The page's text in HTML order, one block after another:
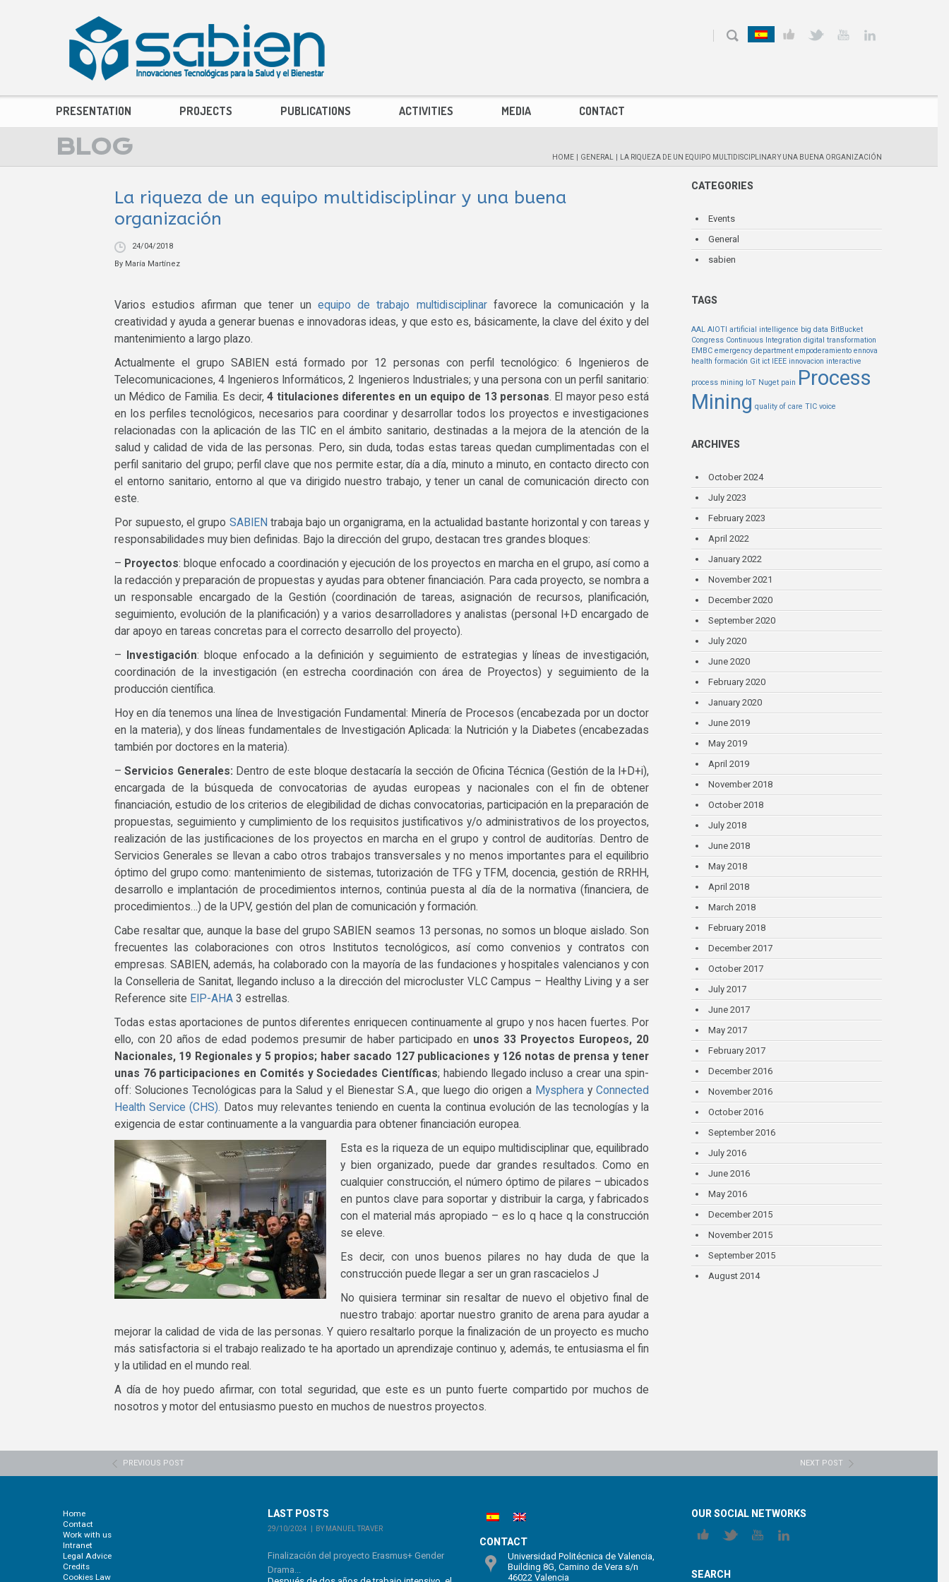
PRESENTATION PROJECTS PUBLICATIONS ACTIVITIES MEDIA CONTACT
BLOG HOME GENERAL LA RIQUEZA DE UN EQUIPO MULTIDISCIPLINAR Y UNA BUENA ORGANIZACIÓN
La riqueza de un equipo multidisciplinar y una buena
organización
24/04/2018
By María Martínez
Varios estudios afirman que tener unequipo de trabajo multidisciplinarfavorece la comunicación y la
creatividad y ayuda a generar buenas e innovadoras ideas, y que esto es, básicamente, la clave del éxito y del
mantenimiento a largo plazo.
Actualmente el grupo SABIEN está formado por 12 personas con perfil tecnológico: 6 Ingenieros de
Telecomunicaciones, 4 Ingenieros Informáticos, 2 Ingenieros Industriales; y una persona con un perfil sanitario:
un Médico de Familia. Es decir, 4 titulaciones diferentes en un equipo de 13 personas. El mayor peso está
en los perfiles tecnológicos, necesarios para coordinar y desarrollar todos los proyectos e investigaciones
relacionadas con la aplicación de las TIC en el ámbito sanitario, destinadas a la mejora de la atención de la
salud y calidad de vida de las personas. Pero, sin duda, todas estas tareas quedan cumplimentadas con el
perfil sanitario del grupo; perfil clave que nos permite estar, día a día, minuto a minuto, en contacto directo con
el entorno sanitario, entorno al que va dirigido nuestro trabajo, y tener un canal de comunicación directo con
este.
Por supuesto, el grupo SABIEN trabaja bajo un organigrama, en la actualidad bastante horizontal y con tareas y
responsabilidades muy bien definidas. Bajo la dirección del grupo, destacan tres grandes bloques:
– Proyectos: bloque enfocado a coordinación y ejecución de los proyectos en marcha en el grupo, así como a
la redacción y preparación de propuestas y ayudas para obtener financiación. Para cada proyecto, se nombra a
un responsable encargado de la Gestión (coordinación de tareas, asignación de recursos, planificación,
seguimiento, evolución de la planificación) y a varios desarrolladores y analistas (personal I+D encargado de
dar apoyo en tareas concretas para el correcto desarrollo del proyecto).
–
Investigación: bloque enfocado a la definición y seguimiento de estrategias y líneas de investigación,
coordinación de la investigación (en estrecha coordinación con área de Proyectos) y seguimiento de la
producción científica.
Hoy en día tenemos una línea de Investigación Fundamental: Minería de Procesos (encabezada por un doctor
en la materia), y dos líneas fundamentales de Investigación Aplicada: la Nutrición y la Diabetes (encabezadas
también por doctores en la materia).
–Servicios Generales: Dentro de este bloque destacaría la sección de Oficina Técnica (Gestión de la I+D+i),
encargada de la búsqueda de convocatorias de ayudas europeas y nacionales con el fin de obtener
financiación, estudio de los criterios de elegibilidad de dichas convocatorias, participación en la preparación de
propuestas, seguimiento y cumplimiento de los requisitos justificativos y/o administrativos de los proyectos,
realización de las justificaciones de los proyectos en marcha en el grupo y control de auditorías. Dentro de
Servicios Generales se llevan a cabo otros trabajos transversales y no menos importantes para el equilibrio
óptimo del grupo como: mantenimiento de sistemas, tutorización de TFG y TFM, docencia, gestión de RRHH,
desarrollo e implantación de procedimientos internos, continúa puesta al día de la normativa (financiera, de
procedimientos…) de la UPV, gestión del plan de comunicación y formación.
Cabe resaltar que, aunque la base del grupo SABIEN seamos 13 personas, no somos un bloque aislado. Son
frecuentes las colaboraciones con otros Institutos tecnológicos, así como convenios y contratos con
empresas. SABIEN, además, ha colaborado con la mayoría de las fundaciones y hospitales valencianos y con
la Conselleria de Sanitat, llegando incluso a la dirección del microcluster VLC Campus – Healthy Living y a ser
Reference site EIP-AHA 3 estrellas.
Todas estas aportaciones de puntos diferentes enriquecen continuamente al grupo y nos hacen fuertes. Por
ello, con 20 años de edad podemos presumir de haber participado en unos 33 Proyectos Europeos, 20
Nacionales, 19 Regionales y 5 propios; haber sacado 127 publicaciones y 126 notas de prensa y tener
unas 76 participaciones en Comités y Sociedades Científicas; habiendo llegado incluso a crear una spin-
off: Soluciones Tecnológicas para la Salud y el Bienestar S.A., que luego dio origen a Mysphera yConnected
Health Service (CHS). Datos muy relevantes teniendo en cuenta la continua evolución de las tecnologías y la
exigencia de estar continuamente a la vanguardia para obtener financiación europea.
Esta es la riqueza de un equipo multidisciplinar que, equilibrado
y bien organizado, puede dar grandes resultados. Como en
cualquier construcción, el número óptimo de pilares – ubicados
en puntos clave para soportar y distribuir la carga, y fabricados
con el material más apropiado – es lo q hace q la construcción
se eleve.
Es decir, con unos buenos pilares no hay duda de que la
construcción puede llegar a ser un gran rascacielos J
No quisiera terminar sin resaltar de nuevo el objetivo final de
nuestro trabajo: aportar nuestro granito de arena para ayudar a
mejorar la calidad de vida de las personas. Y quiero resaltarlo porque la finalización de un proyecto es mucho
más satisfactoria si el trabajo realizado te ha aportado un aprendizaje continuo y, además, te entusiasma el fin
y la utilidad en el mundo real.
A día de hoy puedo afirmar, con total seguridad, que este es un punto fuerte compartido por muchos de
nosotros y motor del entusiasmo puesto en muchos de nuestros proyectos.
CATEGORIES
Events
General
sabien
TAGS
AAL AIOTI artificial intelligence big data BitBucket
Congress Continuous Integration digital transformation
EMBC emergency department empoderamiento ennova
health formación Git ict IEEE innovacion interactive
process mining IoT Nuget pain Process
Mining quality of care TIC voice
ARCHIVES
October 2024
July 2023
February 2023
April 2022
January 2022
November 2021
December 2020
September 2020
July 2020
June 2020
February 2020
January 2020
June 2019
May 2019
April 2019
November 2018
October 2018
July 2018
June 2018
May 2018
April 2018
March 2018
February 2018
December 2017
October 2017
July 2017
June 2017
May 2017
February 2017
December 2016
November 2016
October 2016
September 2016
July 2016
June 2016
May 2016
December 2015
November 2015
September 2015
August 2014
PREVIOUS POST NEXT POST
Home
Contact
Work with us
Intranet
Legal Advice
Credits
Cookies Law
LAST POSTS
29/10/2024 BY MANUEL TRAVER
Finalización del proyecto Erasmus+ Gender
Drama...
CONTACT
Universidad Politécnica de Valencia,
Building 8G, Camino de Vera s/n
46022 Valencia
OUR SOCIAL NETWORKS
SEARCH